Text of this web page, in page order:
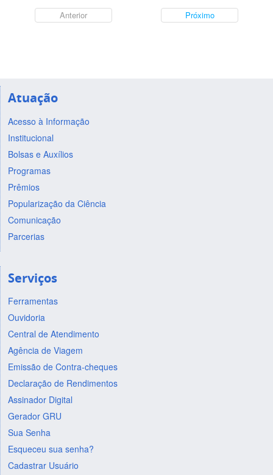
Anterior Próximo
Atuação
Acesso à Informação
Institucional
Bolsas e Auxílios
Programas
Prêmios
Popularização da Ciência
Comunicação
Parcerias
Serviços
Ferramentas
Ouvidoria
Central de Atendimento
Agência de Viagem
Emissão de Contra-cheques
Declaração de Rendimentos
Assinador Digital
Gerador GRU
Sua Senha
Esqueceu sua senha?
Cadastrar Usuário